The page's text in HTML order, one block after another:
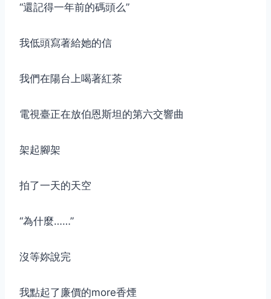
“還記得一年前的碼頭么”
我低頭寫著給她的信
我們在陽台上喝著紅茶
電視臺正在放伯恩斯坦的第六交響曲
架起腳架
拍了一天的天空
“為什麼……”
沒等妳說完
我點起了廉價的more香煙